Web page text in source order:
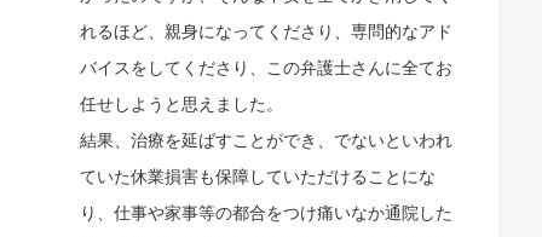
れるほど、親身になってくださり、専問的なアド
バイスをしてくださり、この弁護士さんに全てお
任せしようと思えました。
結果、治療を延ばすことができ、でないといわれ
ていた休業損害も保障していただけることにな
り、仕事や家事等の都合をつけ痛いなか通院した